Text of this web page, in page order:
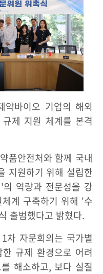
약바이오 기업의 해외
제 지원 체계를 본격
품안전처와 함께 국내
지원하기 위해 설립한
역량과 전문성을 강
계 구축하기 위해 '수
출범했다고 밝혔다.
차 자문회의는 국가별
규제 환경으로 어려
해소하고, 보다 실질